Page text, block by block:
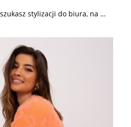
stylizacji do biura, na …